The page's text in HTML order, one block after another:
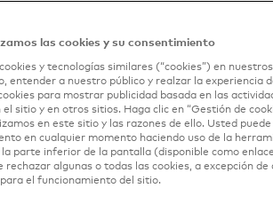
Black Debito.
a un Tarjetahabiente Mastercard®
de la tarjeta Mastercard® Black
las cookies y su consentimiento
y tecnologías similares (“cookies”) en
entender a nuestro público y realzar la experiencia
para mostrar publicidad basada en las
el sitio y en otros sitios. Haga clic en “Gestión de
en este sitio y las razones de ello. Usted
en cualquier momento haciendo uso de la
la parte inferior de la pantalla (disponible como
rechazar algunas o todas las cookies, a excepción
el funcionamiento del sitio.